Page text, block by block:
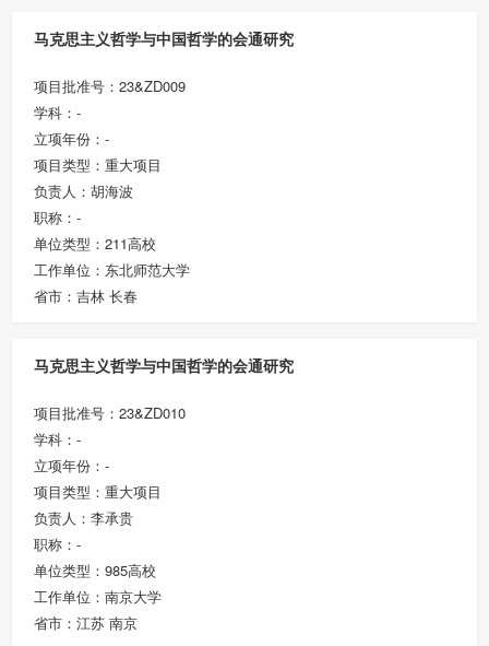
马克思主义哲学与中国哲学的会通研究
项目批准号：23&ZD009
学科：-
立项年份：-
项目类型：重大项目
负责人：胡海波
职称：-
单位类型：211高校
工作单位：东北师范大学
省市：吉林 长春
马克思主义哲学与中国哲学的会通研究
项目批准号：23&ZD010
学科：-
立项年份：-
项目类型：重大项目
负责人：李承贵
职称：-
单位类型：985高校
工作单位：南京大学
省市：江苏 南京